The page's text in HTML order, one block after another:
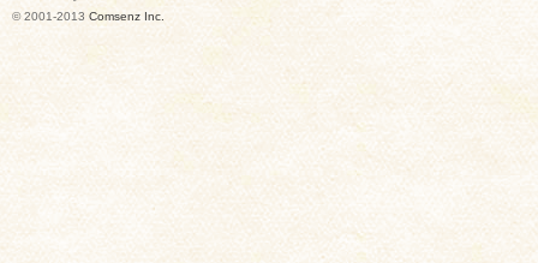
© 2001-2013 Comsenz Inc.